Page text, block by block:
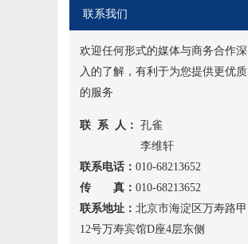
联系我们
欢迎任何形式的媒体与商务合作深
入的了解，有利于为您提供更优质
的服务
联 系 人： 孔雀
李维轩
联系电话： 010-68213652
传 真： 010-68213652
联系地址： 北京市海淀区万寿路甲
12号万寿宾馆D座4层东侧